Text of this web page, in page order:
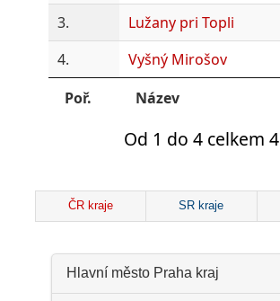
3.
Lužany pri Topli
4.
Vyšný Mirošov
Poř.
Název
Od 1 do 4 celkem 4
ČR kraje SR kraje
Hlavní město Praha kraj